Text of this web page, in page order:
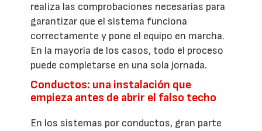
realiza las comprobaciones necesarias para
garantizar que el sistema funciona
correctamente y pone el equipo en marcha.
En la mayoría de los casos, todo el proceso
puede completarse en una sola jornada.
Conductos: una instalación que
empieza antes de abrir el falso techo
En los sistemas por conductos, gran parte